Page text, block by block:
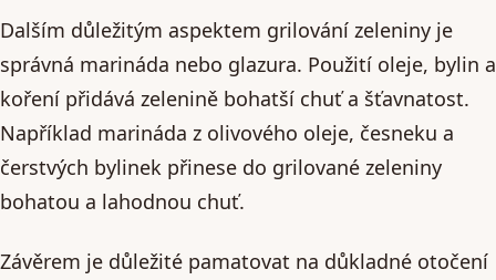
Dalším důležitým aspektem grilování zeleniny je
správná marináda nebo glazura. Použití oleje, bylin a
koření přidává zelenině bohatší chuť a šťavnatost.
Například marináda z olivového oleje, česneku a
čerstvých bylinek přinese do grilované zeleniny
bohatou a lahodnou chuť.
Závěrem je důležité pamatovat na důkladné otočení